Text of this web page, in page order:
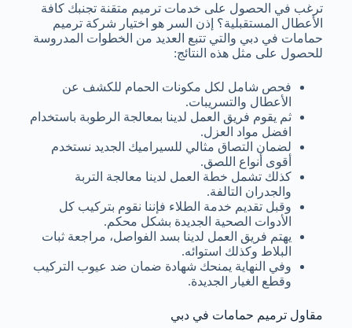
ترغب في الحصول على خدمات ترميم متقنة تجنبك كافة
الأعطال المستقبلية؟ إذن السر هو اختيار شركة ترميم
حمامات في دبي والتي تتبع العديد من الخطوات المدروسة
للحصول على مثل هذه النتائج:
فحص شامل لكل مكونات الحمام للكشف عن
الأعطال والتسريبات.
ثم يقوم فريق العمل لدينا بمعالجة الرطوبة باستخدام
افضل مواد العزل.
لضمان التصاق مثالي للسيراميك الجديد نستخدم
أقوى أنواع اللصق.
كذلك تشمل خطة العمل لدينا معالجة التربة
والجدران التالفة.
وقبل تقديم خدمة الطلاء فإننا نقوم بتركيب كل
الأدوات الصحية الجديدة بشكل محكم.
يهتم فريق العمل لدينا بسد الفواصل، مراجعة ثبات
البلاط وكذلك استوائه.
وفي النهاية يمنحك شهادة ضمان ضد عيوب التركيب
وقطع الغيار الجديدة.
مقاول ترميم حمامات في دبي